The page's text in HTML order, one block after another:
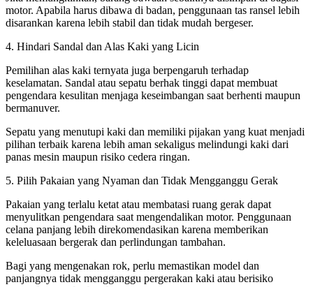
motor. Apabila harus dibawa di badan, penggunaan tas ransel lebih
disarankan karena lebih stabil dan tidak mudah bergeser.
4. Hindari Sandal dan Alas Kaki yang Licin
Pemilihan alas kaki ternyata juga berpengaruh terhadap
keselamatan. Sandal atau sepatu berhak tinggi dapat membuat
pengendara kesulitan menjaga keseimbangan saat berhenti maupun
bermanuver.
Sepatu yang menutupi kaki dan memiliki pijakan yang kuat menjadi
pilihan terbaik karena lebih aman sekaligus melindungi kaki dari
panas mesin maupun risiko cedera ringan.
5. Pilih Pakaian yang Nyaman dan Tidak Mengganggu Gerak
Pakaian yang terlalu ketat atau membatasi ruang gerak dapat
menyulitkan pengendara saat mengendalikan motor. Penggunaan
celana panjang lebih direkomendasikan karena memberikan
keleluasaan bergerak dan perlindungan tambahan.
Bagi yang mengenakan rok, perlu memastikan model dan
panjangnya tidak mengganggu pergerakan kaki atau berisiko